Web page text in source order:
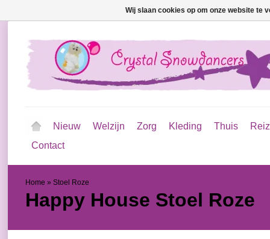
Nieuw Welzijn Zorg Kleding Thuis
Contact
Home » Stoel Roze
Happy House Stoel Roze
Wij slaan cookies op om onze website te